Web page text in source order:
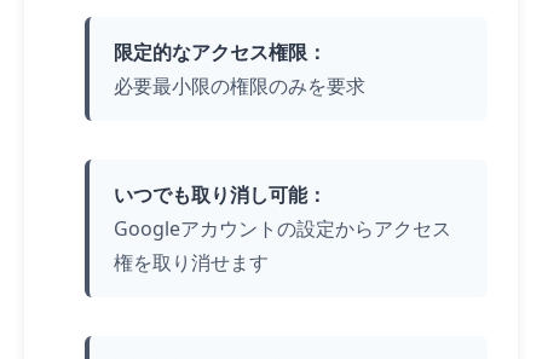
限定的なアクセス権限：
必要最小限の権限のみを要求
いつでも取り消し可能：
Googleアカウントの設定からアクセス
権を取り消せます